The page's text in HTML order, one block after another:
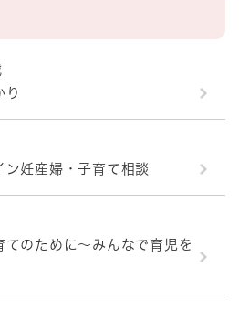
青
とじる
り
妊産婦・子育て相談
のために～みんなで育児を